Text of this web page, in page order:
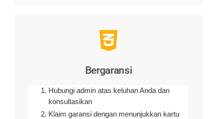
Bergaransi
Hubungi admin atas keluhan Anda dan
konsultasikan
Klaim garansi dengan menunjukkan kartu